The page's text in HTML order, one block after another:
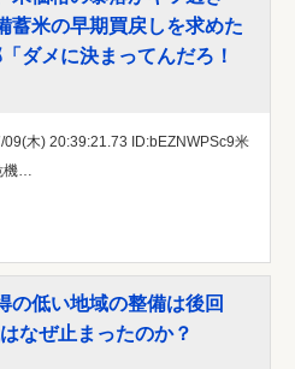
蓄米の早期買戻しを求めた
ダメに決まってんだろ！
09(木) 20:39:21.73 ID:bEZNWPSc9米
機…
の低い地域の整備は後回
なぜ止まったのか？